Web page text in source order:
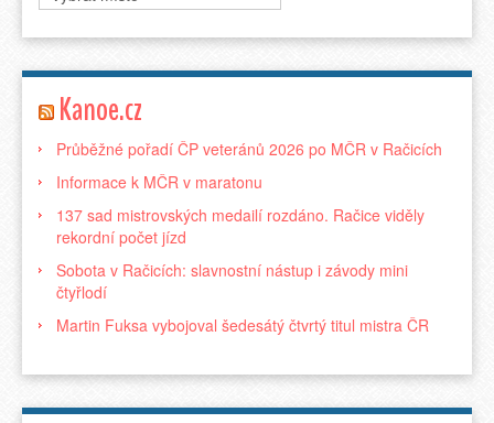
Kanoe.cz
Průběžné pořadí ČP veteránů 2026 po MČR v Račicích
Informace k MČR v maratonu
137 sad mistrovských medailí rozdáno. Račice viděly
rekordní počet jízd
Sobota v Račicích: slavnostní nástup i závody mini
čtyřlodí
Martin Fuksa vybojoval šedesátý čtvrtý titul mistra ČR